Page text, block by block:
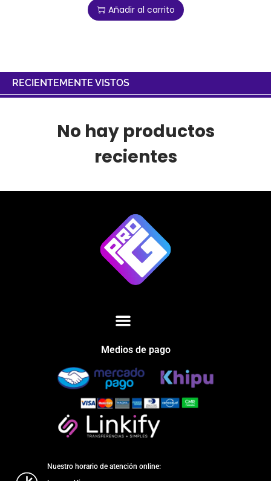
Añadir al carrito
RECIENTEMENTE VISTOS
No hay productos
recientes
Medios de pago
Nuestro horario de atención online: